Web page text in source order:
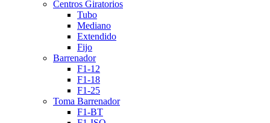
Centros Giratorios
Tubo
Mediano
Extendido
Fijo
Barrenador
F1-12
F1-18
F1-25
Toma Barrenador
F1-BT